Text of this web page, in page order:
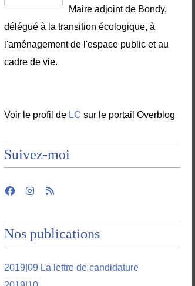
Maire adjoint de Bondy,
délégué à la transition écologique, à
l'aménagement de l'espace public et au
cadre de vie.
Voir le profil de LC sur le portail Overblog
Suivez-moi
Nos publications
2019|09 La lettre de candidature